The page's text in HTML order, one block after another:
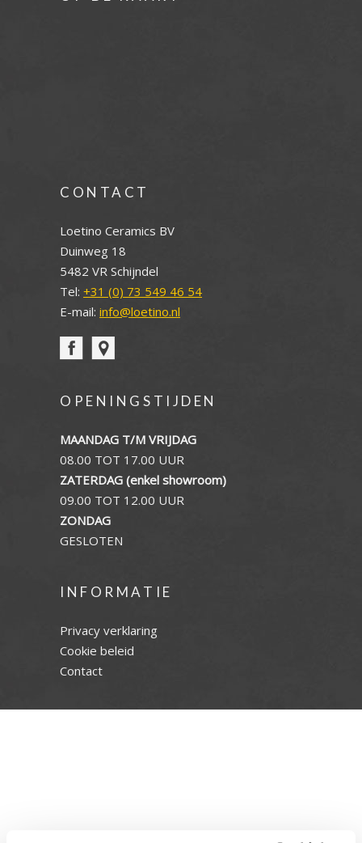
CONTACT
Loetino Ceramics BV
Duinweg 18
5482 VR Schijndel
Tel: +31 (0) 73 549 46 54
E-mail: info@loetino.nl
OPENINGSTIJDEN
MAANDAG T/M VRIJDAG
08.00 TOT 17.00 UUR
ZATERDAG (enkel showroom)
09.00 TOT 12.00 UUR
ZONDAG
GESLOTEN
INFORMATIE
Privacy verklaring
Cookie beleid
Contact